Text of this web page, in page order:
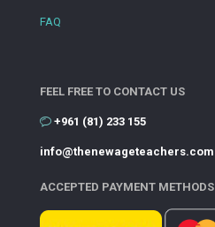
FAQ
FEEL FREE TO CONTACT US
+961 (81) 233 155
info@thenewageteachers.com
ACCEPTED PAYMENT METHODS